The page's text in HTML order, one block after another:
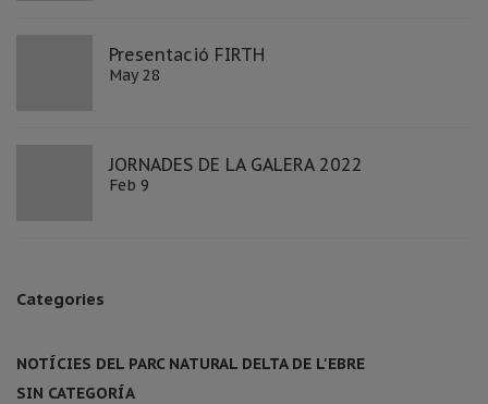
Presentació FIRTH
May 28
JORNADES DE LA GALERA 2022
Feb 9
Categories
NOTÍCIES DEL PARC NATURAL DELTA DE L'EBRE
SIN CATEGORÍA